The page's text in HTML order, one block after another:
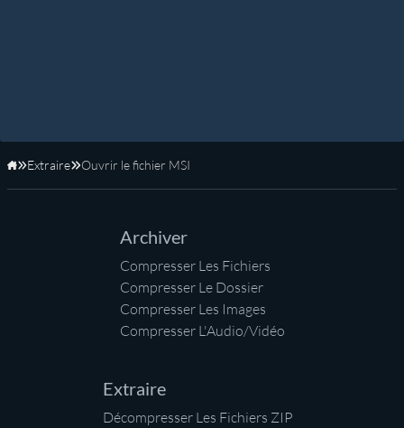
Accueil
Extraire Ouvrir le fichier MSI
Archiver
Compresser Les Fichiers
Compresser Le Dossier
Compresser Les Images
Compresser L'Audio/Vidéo
Extraire
Décompresser Les Fichiers ZIP